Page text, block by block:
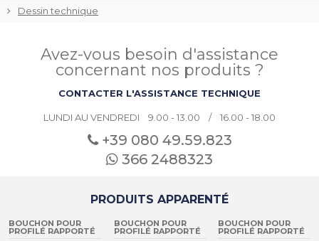
Dessin technique
Avez-vous besoin d'assistance
concernant nos produits ?
CONTACTER L'ASSISTANCE TECHNIQUE
LUNDI AU VENDREDI 9.00 - 13.00 / 16.00 - 18.00
+39 080 49.59.823
366 2488323
PRODUITS APPARENTÉ
BOUCHON POUR
PROFILÉ RAPPORTÉ
BOUCHON POUR
PROFILÉ RAPPORTÉ
BOUCHON POUR
PROFILÉ RAPPORTÉ